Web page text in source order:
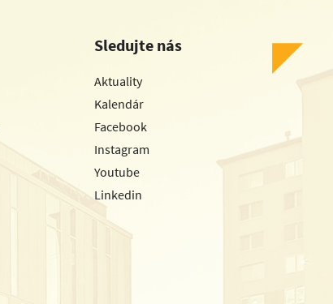
Sledujte nás
Aktuality
Kalendár
Facebook
Instagram
Youtube
Linkedin